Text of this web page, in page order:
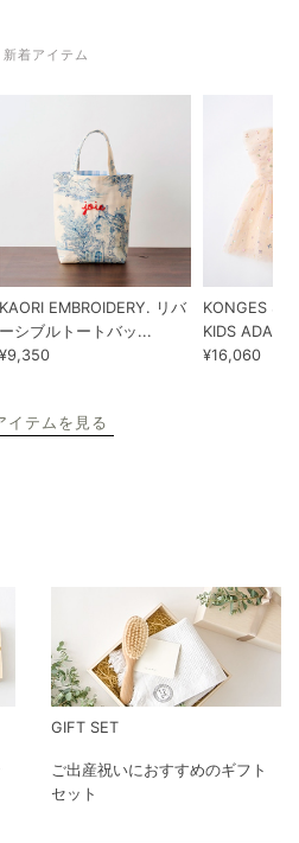
新着アイテム
KAORI EMBROIDERY. リバ
ーシブルトートバッ...
¥9,350
KONGES
KIDS ADA...
¥16,060
イテムを見る
GIFT SET
ご出産祝いにおすすめのギフト
セット